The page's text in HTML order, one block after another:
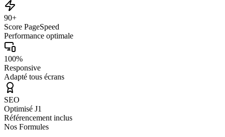
90+
Score PageSpeed
Performance optimale
100%
Responsive
Adapté tous écrans
SEO
Optimisé J1
Référencement inclus
Nos Formules